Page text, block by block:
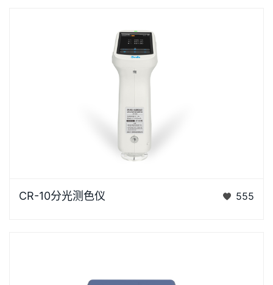
仪，使用方便，一键可完成测量，采用内置大面积硅光
CR-10分光测色仪 555